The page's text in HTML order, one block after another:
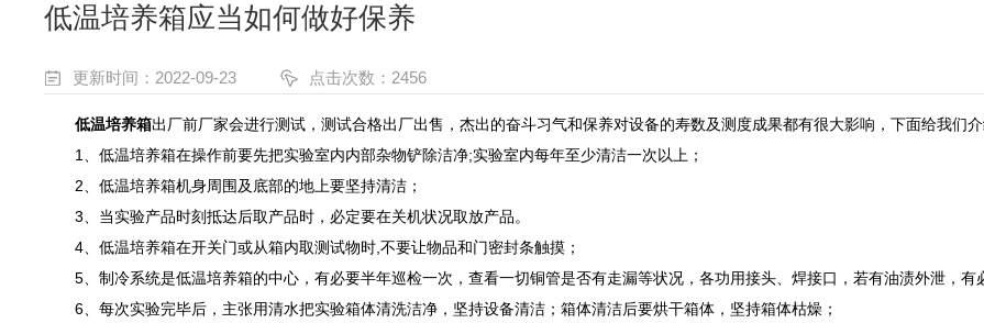
低温培养箱应当如何做好保养
更新时间：2022-09-23 点击次数：2456
低温培养箱出厂前厂家会进行测试，测试合格出厂出售，杰出的奋斗习气和保养对设备的寿数及测度成果都有很大影响，下面给我们
1、低温培养箱在操作前要先把实验室内内部杂物铲除洁净;实验室内每年至少清洁一次以上；
2、低温培养箱机身周围及底部的地上要坚持清洁；
3、当实验产品时刻抵达后取产品时，必定要在关机状况取放产品。
4、低温培养箱在开关门或从箱内取测试物时,不要让物品和门密封条触摸；
5、制冷系统是低温培养箱的中心，有必要半年巡检一次，查看一切铜管是否有走漏等状况，各功用接头、焊接口，若有油渍外泄，有
6、每次实验完毕后，主张用清水把实验箱体清洗洁净，坚持设备清洁；箱体清洁后要烘干箱体，坚持箱体枯燥；